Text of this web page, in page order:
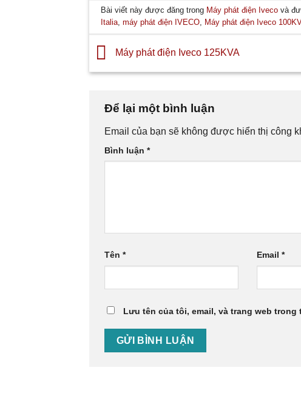
Bài viết này được đăng trong Máy phát điện Iveco và
Italia,máy phát điện IVECO, Máy phát điện Iveco
Máy phát điện Iveco 125KVA
Để lại một bình luận
Email của bạn sẽ không được hiển thị công
Bình luận *
Tên * Email *
Lưu tên của tôi, email, và trang web